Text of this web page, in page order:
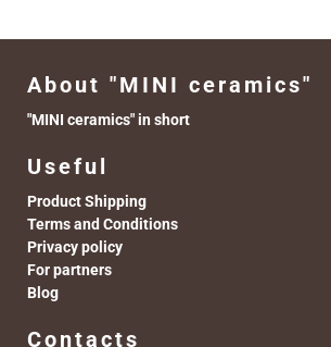
About "MINI ceramics"
"MINI ceramics" in short
Useful
Product Shipping
Terms and Conditions
Privacy policy
For partners
Blog
Contacts